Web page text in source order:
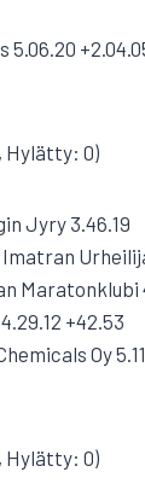
5.06.20
Hylätty: 0)
Jyry 3.46.19
Maratonklubi
+42.53
Oy
Hylätty: 0)